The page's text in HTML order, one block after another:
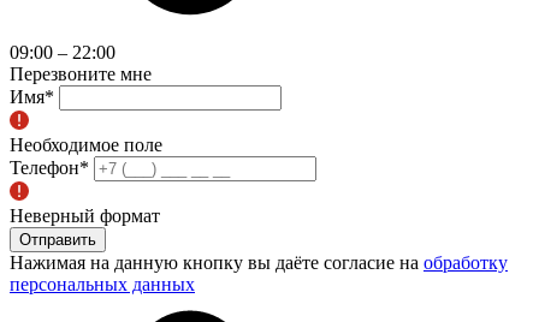
09:00 – 22:00
Перезвоните мне
Имя*
Необходимое поле
Телефон*
Неверный формат
Отправить
Нажимая на данную кнопку вы даёте согласие на обработку
персональных данных